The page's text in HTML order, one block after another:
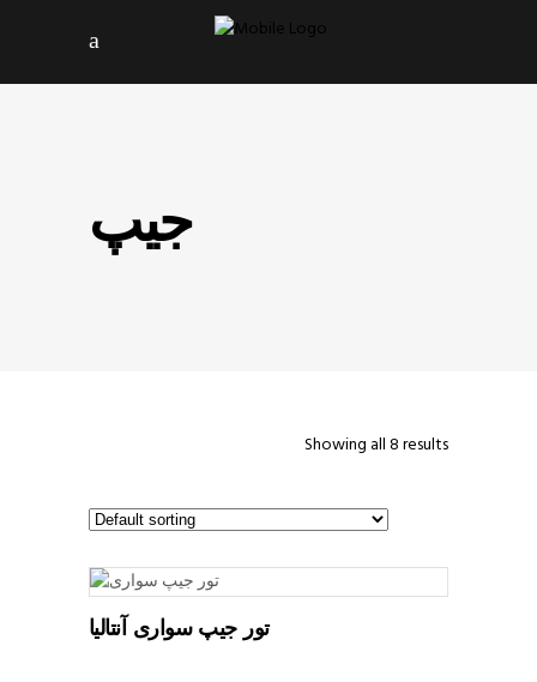
جیپ
Showing all 8 results
تور جیپ سواری آنتالیا